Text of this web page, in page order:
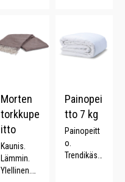
Morten
torkkupe
itto
Kaunis.
Lämmin.
Ylellinen.
Painopei
tto 7 kg
Painopeitt
o.
Trendikäs.